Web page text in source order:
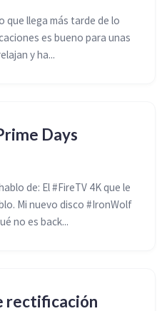
que llega más tarde de lo
es bueno para unas
y ha...
Days
de: El #FireTV 4K que le
Mi nuevo disco #IronWolf
no es back...
rectificación